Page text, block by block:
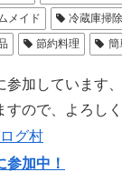
メイド 冷蔵庫掃除
節約料理 簡
参加しています
ので、よろし
グ村
参加中！